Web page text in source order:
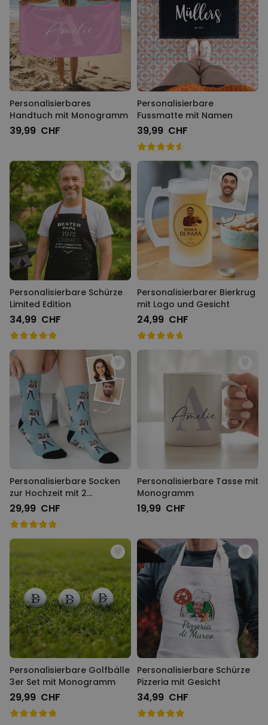
Personalisierbares
Handtuch mit Monogramm
39,99 CHF
Personalisierbare
Fussmatte mit Namen
39,99 CHF
Personalisierbare Schürze
Limited Edition
34,99 CHF
Personalisierbarer Bierkrug
mit Logo und Gesicht
24,99 CHF
Personalisierbare Socken
zur Hochzeit mit 2
Gesichtern
29,99 CHF
Personalisierbare Tasse mit
Monogramm
19,99 CHF
Personalisierbare Golfbälle
3er Set mit Monogramm
29,99 CHF
Personalisierbare Schürze
Pizzeria mit Gesicht
34,99 CHF